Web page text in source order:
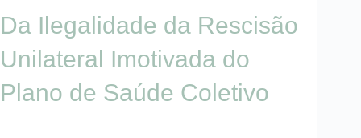
Da Ilegalidade da Rescisão
Unilateral Imotivada do
Plano de Saúde Coletivo